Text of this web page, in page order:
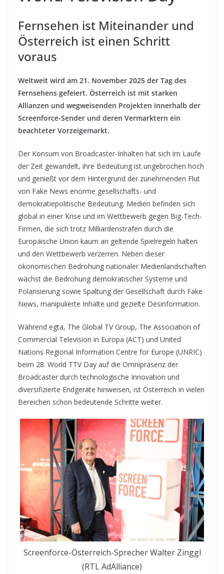
Fernsehen ist Miteinander und
Österreich ist einen Schritt
voraus
Weltweit wird am 21. November 2025 der Tag des
Fernsehens gefeiert. Österreich ist mit starken
Allianzen und wegweisenden Projekten innerhalb der
Screenforce-Sender und deren Vermarktern ein
beachteter Vorzeigemarkt.
Der Konsum von Broadcaster-Inhalten hat sich im Laufe
der Zeit gewandelt, ihre Bedeutung ist ungebrochen hoch
und genießt vor dem Hintergrund der zunehmenden Flut
von Fake News enorme gesellschafts- und
demokratiepolitische Bedeutung. Medien befinden sich
global in einer Krise und im Wettbewerb gegen Big-Tech-
Firmen, die sich trotz Milliardenstrafen durch die
Europäische Union kaum an geltende Spielregeln halten
und den Wettbewerb verzerren. Neben dieser
ökonomischen Bedrohung nationaler Medienlandschaften
wächst die Bedrohung demokratischer Systeme und
Polarisierung sowie Spaltung der Gesellschaft durch Fake
News, manipulierte Inhalte und gezielte Desinformation.
Während egta, The Global TV Group, The Association of
Commercial Television in Europa (ACT) und United
Nations Regional Information Centre for Europe (UNRIC)
beim 28. World TTV Day auf die Omnipräsenz der
Broadcaster durch technologische Innovation und
diversifizierte Endgeräte hinweisen, ist Österreich in vielen
Bereichen schon bedeutende Schritte weiter.
Screenforce-Österreich-Sprecher Walter Zinggl
(RTL AdAlliance)